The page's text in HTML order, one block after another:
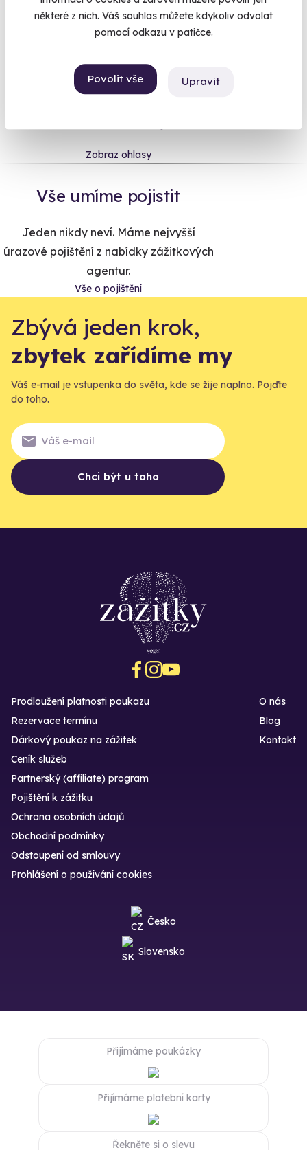
některé z nich. Váš souhlas můžete kdykoliv odvolat
pomocí odkazu v patičce.
Povolit vše Upravit
96% spokojenost zákazníků.
Zobraz ohlasy
Vše umíme pojistit
Jeden nikdy neví. Máme nejvyšší
úrazové pojištění z nabídky zážitkových
agentur.
Vše o pojištění
Zbývá jeden krok,
zbytek zařídíme my
Váš e-mail je vstupenka do světa, kde se žije naplno. Pojďte
do toho.
Chci být u toho
Prodloužení platnosti poukazu
Rezervace termínu
Dárkový poukaz na zážitek
O nás
Blog
Kontakt
Ceník služeb
Partnerský (affiliate) program
Pojištění k zážitku
Ochrana osobních údajů
Obchodní podmínky
Odstoupení od smlouvy
Prohlášení o používání cookies
Česko
Slovensko
Přijímáme poukázky
Přijímáme platební karty
Řekněte si o slevu